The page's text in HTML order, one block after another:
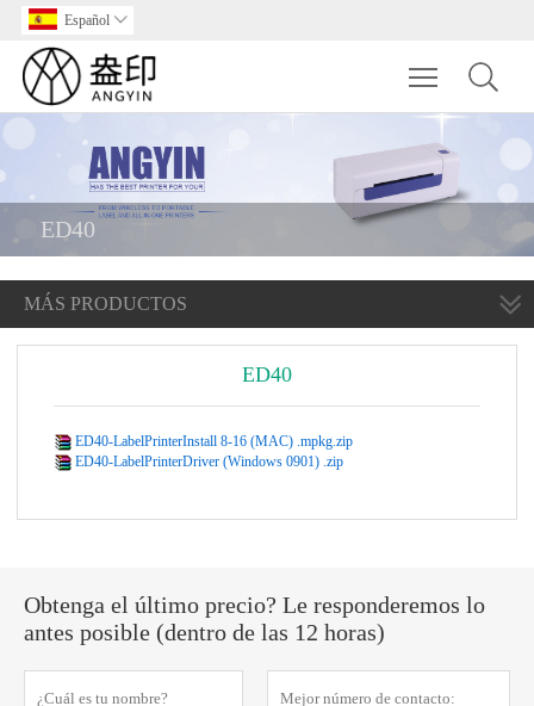
Español 
Toggle
ED40
MÁS PRODUCTOS
ED40
ED40-LabelPrinterInstall 8-16 (MAC) .mpkg.zip
ED40-LabelPrinterDriver (Windows 0901) .zip
Obtenga el último precio? Le responderemos lo
antes posible (dentro de las 12 horas)